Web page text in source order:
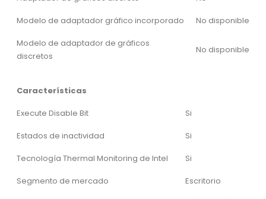
Modelo de adaptador gráfico incorporado
No disponible
Modelo de adaptador de gráficos
discretos
No disponible
Características
Execute Disable Bit
Si
Estados de inactividad
Si
Tecnología Thermal Monitoring de Intel
Si
Segmento de mercado
Escritorio